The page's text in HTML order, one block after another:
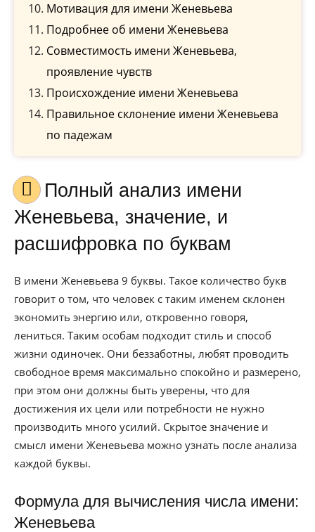
Мотивация для имени Женевьева
Подробнее об имени Женевьева
Совместимость имени Женевьева,
проявление чувств
Происхождение имени Женевьева
Правильное склонение имени Женевьева
по падежам
Полный анализ имени
Женевьева, значение, и
расшифровка по буквам
В имени Женевьева 9 буквы. Такое количество букв
говорит о том, что человек с таким именем склонен
экономить энергию или, откровенно говоря,
лениться. Таким особам подходит стиль и способ
жизни одиночек. Они беззаботны, любят проводить
свободное время максимально спокойно и размерено,
при этом они должны быть уверены, что для
достижения их цели или потребности не нужно
производить много усилий. Скрытое значение и
смысл имени Женевьева можно узнать после анализа
каждой буквы.
Формула для вычисления числа имени:
Женевьева